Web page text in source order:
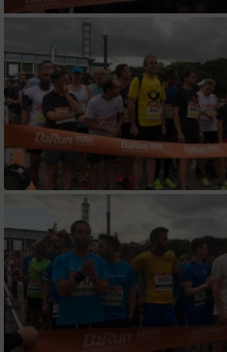
Geräte anhand von aktiv angeforderten
Informationen identifizieren
Nicht-IAB-Verarbeitungszwecke:
Notwendig
Performance
Werbung